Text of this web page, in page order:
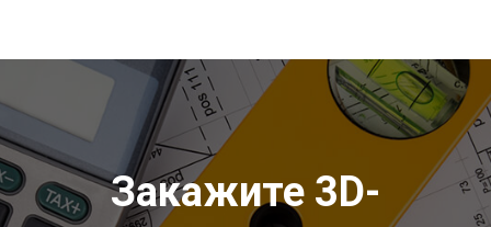
Закажите 3D-